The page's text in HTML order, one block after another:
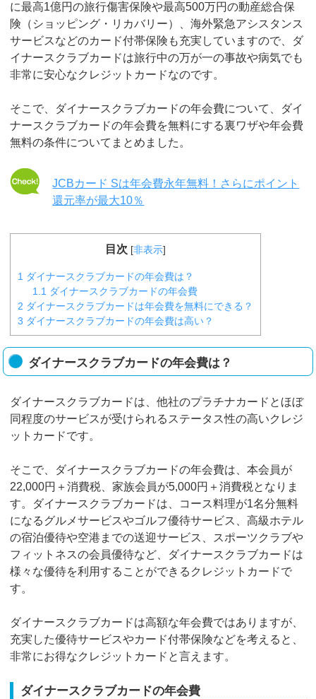
に最高1億円の旅行傷害保険や最高500万円の動産総合保
険（ショッピング・リカバリー）、海外緊急アシスタンス
サービスなどのカード付帯保険も充実していますので、ダ
イナースクラブカードは旅行中の万が一の事故や病気でも
非常に安心なクレジットカードなのです。
そこで、ダイナースクラブカードの年会費について、ダイ
ナースクラブカードの年会費を無料にする裏ワザや年会費
無料の条件についてまとめました。
JCBカード Sは年会費永年無料！さらにポイント
還元率が最大10％
目次 [非表示]
1 ダイナースクラブカードの年会費は？
1.1 ダイナースクラブカードの年会費
2 ダイナースクラブカードは年会費を無料にできる？
3 ダイナースクラブカードの年会費は高い？
ダイナースクラブカードの年会費は？
ダイナースクラブカードは、他社のプラチナカードとほぼ
同程度のサービスが受けられるステータス性の高いクレジ
ットカードです。
そこで、ダイナースクラブカードの年会費は、本会員が
22,000円＋消費税、家族会員が5,000円＋消費税となりま
す。ダイナースクラブカードは、コース料理が1名分無料
になるグルメサービスやゴルフ優待サービス、高級ホテル
の宿泊優待や空港までの送迎サービス、スポーツクラブや
フィットネスの会員優待など、ダイナースクラブカードは
様々な優待を利用することができるクレジットカードで
す。
ダイナースクラブカードは高額な年会費ではありますが、
充実した優待サービスやカード付帯保険などを考えると、
非常にお得なクレジットカードと言えます。
ダイナースクラブカードの年会費